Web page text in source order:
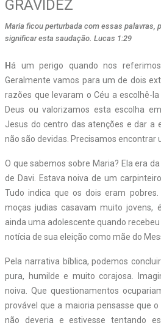
GRAVIDEZ
Maria ficou perturbada com essas palavras,
significar esta saudação. Lucas 1:29
Há um perigo quando nos
Geralmente vamos para um de dois
razões que levaram o Céu a escolhê-
Deus ou valorizamos esta escolha
Jesus do centro das atenções e dar a
não são devidas. Precisamos encontrar
O que sabemos sobre Maria? Ela era
de Davi. Estava noiva de um
Tudo indica que os dois eram
moças judias casavam muito jovens,
ainda uma adolescente quando
notícia de sua eleição como mãe do
Pela narrativa bíblica, podemos
pura, humilde e muito corajosa.
noiva. Que questionamentos
provável que a maioria pensasse que
não deveria e estivesse tentando